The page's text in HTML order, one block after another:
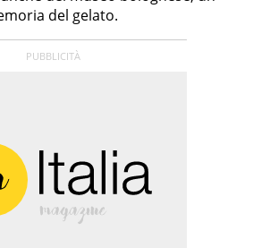
del gelato.